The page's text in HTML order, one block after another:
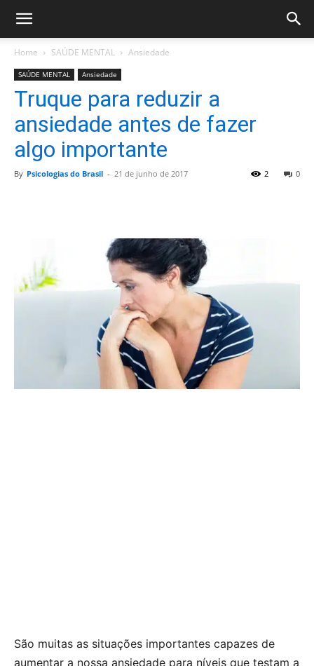
Home SAÚDE MENTAL Ansiedade
SAÚDE MENTAL Ansiedade
Truque para reduzir a
ansiedade antes de fazer
algo importante
By Psicologias do Brasil - 21 de junho de 2017 0
2
São muitas as situações importantes capazes de
aumentar a nossa ansiedade para níveis que testam a